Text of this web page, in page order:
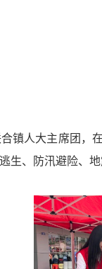
镇人大主席团，
生、防汛避险、